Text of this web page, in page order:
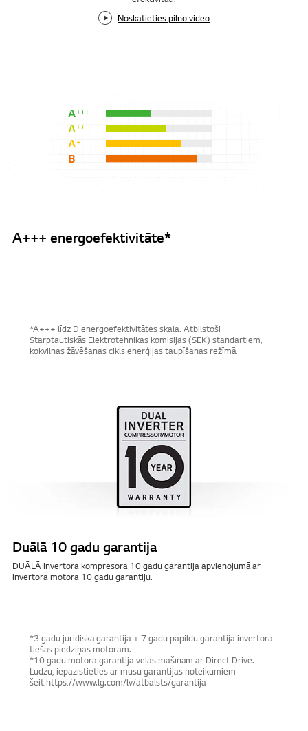
Noskatieties pilno video
A+++ energoefektivitāte*
*A+++ līdz D energoefektivitātes skala. Atbilstoši
Starptautiskās Elektrotehnikas komisijas (SEK) standartiem,
kokvilnas žāvēšanas cikls enerģijas taupīšanas režīmā.
Duālā 10 gadu garantija
DUĀLĀ invertora kompresora 10 gadu garantija apvienojumā ar
invertora motora 10 gadu garantiju.
*3 gadu juridiskā garantija + 7 gadu papildu garantija invertora
tiešās piedziņas motoram.
*10 gadu motora garantija veļas mašīnām ar Direct Drive.
Lūdzu, iepazīstieties ar mūsu garantijas noteikumiem
šeit: https://www.lg.com/lv/atbalsts/garantija